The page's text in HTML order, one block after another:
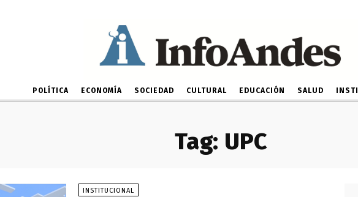
POLÍTICA ECONOMÍA SOCIEDAD CULTURAL EDUCACIÓN SALUD
Tag: UPC
INSTITUCIONAL